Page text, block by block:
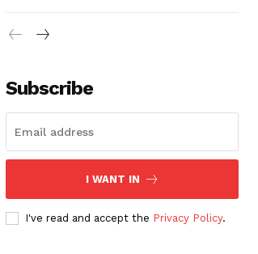
Subscribe
I WANT IN
I've read and accept the Privacy Policy.